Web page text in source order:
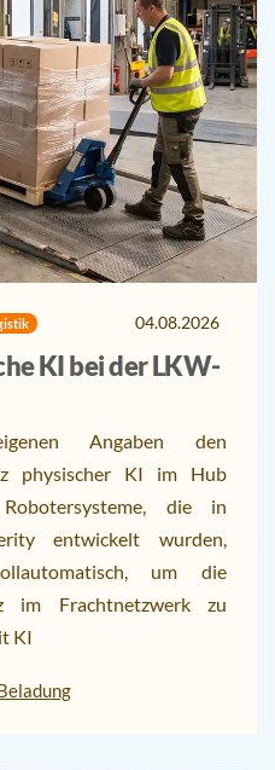
04.08.2026
KI bei der LKW-
Angaben den
physischer KI im Hub
die in
entwickelt wurden,
um die
im Frachtnetzwerk zu
KI